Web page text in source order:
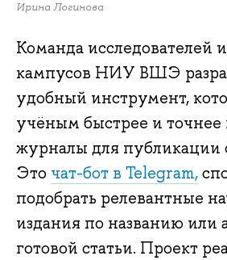
Ирина Логинова
Команда исследователей
кампусов НИУ ВШЭ
удобный инструмент,
учёным быстрее и точнее
журналы для публикации
Это чат-бот в Telegram,
подобрать релевантные
издания по названию или
готовой статьи. Проект